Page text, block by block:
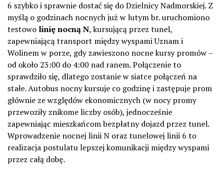
6 szybko i sprawnie dostać się do Dzielnicy Nadmorskiej. Z
myślą o godzinach nocnych już w lutym br. uruchomiono
testowo linię nocną N, kursującą przez tunel,
zapewniającą transport między wyspami Uznam i
Wolinem w porze, gdy zawieszono nocne kursy promów –
od około 23:00 do 4:00 nad ranem. Połączenie to
sprawdziło się, dlatego zostanie w siatce połączeń na
stałe. Autobus nocny kursuje co godzinę i zastępuje prom
głównie ze względów ekonomicznych (w nocy promy
przewoziły znikome liczby osób), jednocześnie
zapewniając mieszkańcom bezpłatny dojazd przez tunel.
Wprowadzenie nocnej linii N oraz tunelowej linii 6 to
realizacja postulatu lepszej komunikacji między wyspami
przez całą dobę.